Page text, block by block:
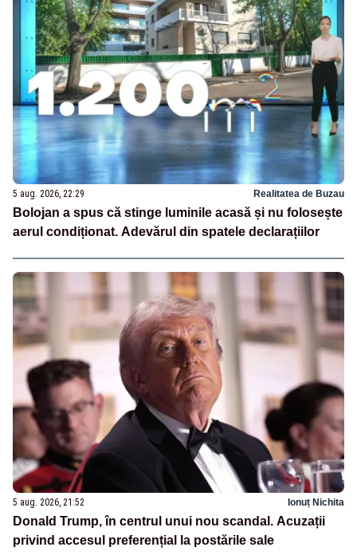
5 aug. 2026, 22:29 Realitatea de Buzau
Bolojan a spus că stinge luminile acasă și nu folosește
aerul condiționat. Adevărul din spatele declarațiilor
5 aug. 2026, 21:52 Ionuț Nichita
Donald Trump, în centrul unui nou scandal. Acuzații
privind accesul preferențial la postările sale